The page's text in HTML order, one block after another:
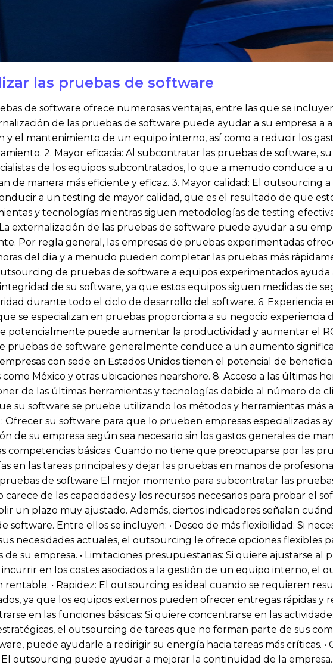
las pruebas de software
de software ofrece numerosas ventajas, entre las que se incluyen
de las pruebas de software puede ayudar a su empresa a
y el mantenimiento de un equipo interno, así como a reducir los
2. Mayor eficacia: Al subcontratar las pruebas de software,
de los equipos subcontratados, lo que a menudo conduce a
de manera más eficiente y eficaz. 3. Mayor calidad: El outsourcing
a un testing de mayor calidad, que es el resultado de que
y tecnologías mientras siguen metodologías de testing
externalización de las pruebas de software puede ayudar a su
Por regla general, las empresas de pruebas experimentadas
del día y a menudo pueden completar las pruebas más
de pruebas de software a equipos experimentados ayuda
de su software, ya que estos equipos siguen medidas de
durante todo el ciclo de desarrollo del software. 6. Experiencia
se especializan en pruebas proporciona a su negocio experiencia
potencialmente puede aumentar la productividad y aumentar el
pruebas de software generalmente conduce a un aumento
con sede en Estados Unidos tienen el potencial de
México y otras ubicaciones nearshore. 8. Acceso a las últimas
de las últimas herramientas y tecnologías debido al número de
su software se pruebe utilizando los métodos y herramientas más
Ofrecer su software para que lo prueben empresas especializadas
de su empresa según sea necesario sin los gastos generales de
competencias básicas: Cuando no tiene que preocuparse por las
en las tareas principales y dejar las pruebas en manos de
de software El mejor momento para subcontratar las
de las capacidades y los recursos necesarios para probar el
un plazo muy ajustado. Además, ciertos indicadores señalan
software. Entre ellos se incluyen: • Deseo de más flexibilidad: Si
necesidades actuales, el outsourcing le ofrece opciones flexibles
su empresa. • Limitaciones presupuestarias: Si quiere ajustarse al
en los costes asociados a la gestión de un equipo interno, el
• Rapidez: El outsourcing es ideal cuando se requieren
ya que los equipos externos pueden ofrecer entregas rápidas y
en las funciones básicas: Si quiere concentrarse en las
el outsourcing de tareas que no forman parte de sus
puede ayudarle a redirigir su energía hacia tareas más críticas. •
outsourcing puede ayudar a mejorar la continuidad de la